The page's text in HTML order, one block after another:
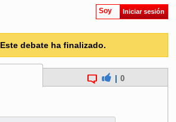
Soy Iniciar sesión
Este debate ha finalizado.
0